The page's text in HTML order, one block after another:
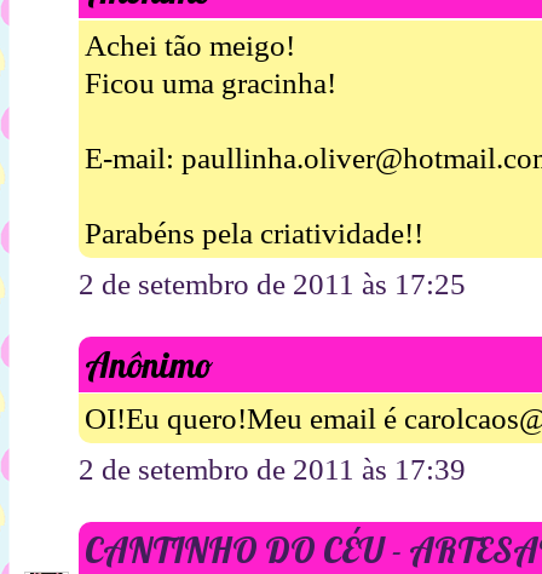
Achei tão meigo!
Ficou uma gracinha!
E-mail:
Parabéns pela criatividade!!
2 de setembro de 2011 às 17:25
Anônimo
OI!Eu quero!Meu email é
2 de setembro de 2011 às 17:39
CANTINHO DO CÉU -